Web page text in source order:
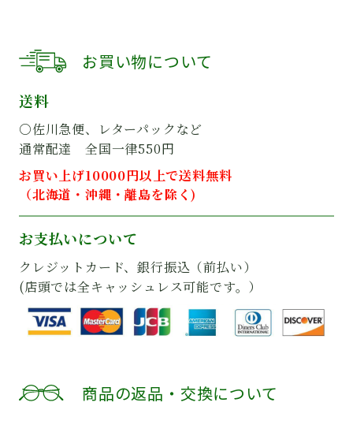
お買い物について
送料
○佐川急便、レターパックなど
通常配達 全国一律550円
お買い上げ10000円以上で送料無料
（北海道・沖縄・離島を除く)
お支払いについて
クレジットカード、銀行振込（前払い）
(店頭では全キャッシュレス可能です。）
商品の返品・交換について